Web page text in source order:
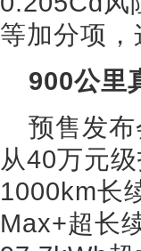
等加分项，
900公里
预售发
从40万元
1000km长
Max+超长